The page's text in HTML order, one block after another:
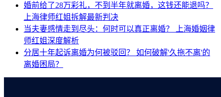
婚前给了28万彩礼，不到半年就离婚，这钱还能退吗？
上海律师红姐拆解最新判决
当夫妻感情走到尽头：何时可以真正离婚？
上海婚姻律
师红姐深度解析
分居十年起诉离婚为何被驳回？ 如何破解'久拖不离'的
离婚困局？